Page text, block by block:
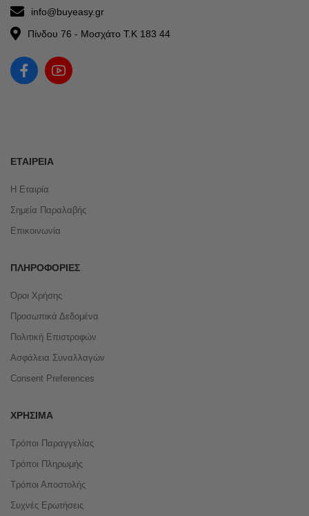
info@buyeasy.gr
Πίνδου 76 - Μοσχάτο Τ.Κ 183 44
ΕΤΑΙΡΕΊΑ
Η Εταιρία
Σημεία Παραλαβής
Επικοινωνία
ΠΛΗΡΟΦΟΡΊΕΣ
Όροι Χρήσης
Προσωπικά Δεδομένα
Πολιτική Επιστροφών
Ασφάλεια Συναλλαγών
Consent Preferences
ΧΡΉΣΙΜΑ
Τρόποι Παραγγελίας
Τρόποι Πληρωμής
Τρόποι Αποστολής
Συχνές Ερωτήσεις